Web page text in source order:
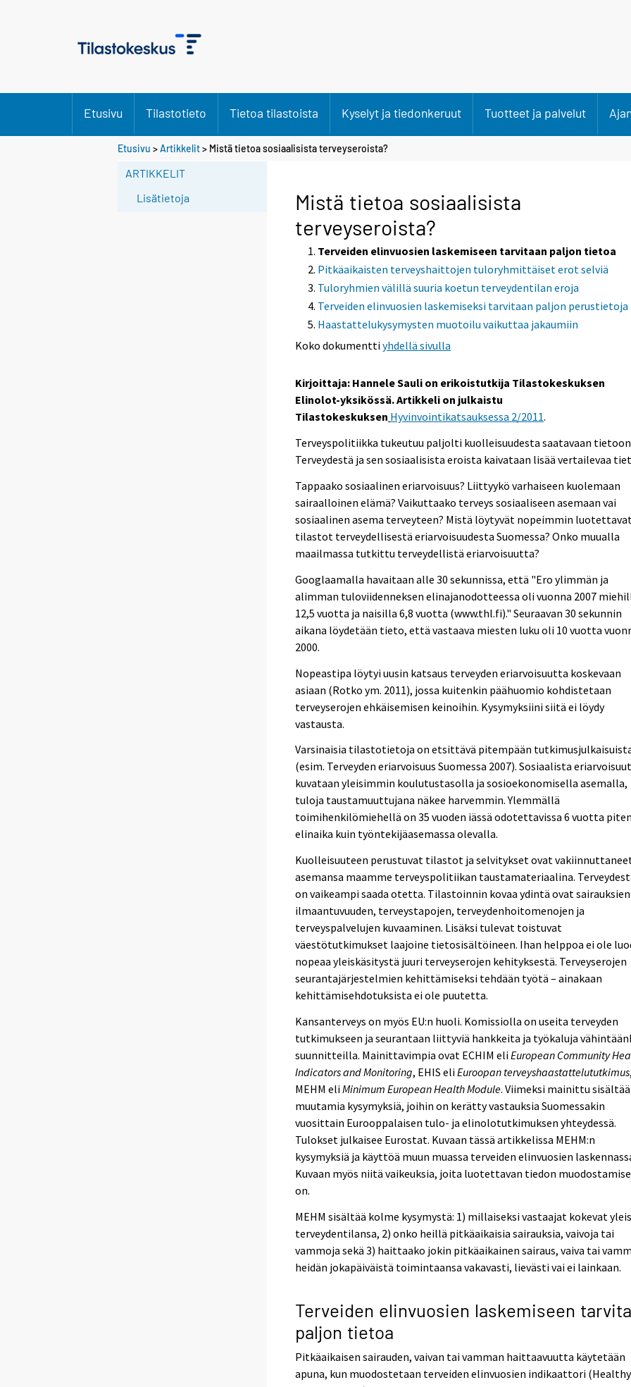
Etusivu Tilastotieto Tietoa tilastoista Kyselyt ja tiedonkeruut Tuotteet ja palvelut
Etusivu >Artikkelit> Mistä tietoa sosiaalisista terveyseroista?
ARTIKKELIT
Lisätietoja
Mistä tietoa sosiaalisista
terveyseroista?
Terveiden elinvuosien laskemiseen tarvitaan paljon tietoa
Pitkäaikaisten terveyshaittojen tuloryhmittäiset erot selviä
Tuloryhmien välillä suuria koetun terveydentilan eroja
Terveiden elinvuosien laskemiseksi tarvitaan paljon perustietoja
Haastattelukysymysten muotoilu vaikuttaa jakaumiin
Koko dokumenttiyhdellä sivulla
Kirjoittaja: Hannele Sauli on erikoistutkija Tilastokeskuksen
Elinolot-yksikössä. Artikkeli on julkaistu
Tilastokeskuksen Hyvinvointikatsauksessa 2/2011.
Terveyspolitiikka tukeutuu paljolti kuolleisuudesta saatavaan
Terveydestä ja sen sosiaalisista eroista kaivataan lisää vertailevaa
Tappaako sosiaalinen eriarvoisuus? Liittyykö varhaiseen kuolemaan
sairaalloinen elämä? Vaikuttaako terveys sosiaaliseen asemaan vai
sosiaalinen asema terveyteen? Mistä löytyvät nopeimmin luotettavat
tilastot terveydellisestä eriarvoisuudesta Suomessa? Onko muualla
maailmassa tutkittu terveydellistä eriarvoisuutta?
Googlaamalla havaitaan alle 30 sekunnissa, että "Ero ylimmän ja
alimman tuloviidenneksen elinajanodotteessa oli vuonna 2007
12,5 vuotta ja naisilla 6,8 vuotta (www.thl.fi)." Seuraavan 30 sekunnin
aikana löydetään tieto, että vastaava miesten luku oli 10 vuotta
2000.
Nopeastipa löytyi uusin katsaus terveyden eriarvoisuutta koskevaan
asiaan (Rotko ym. 2011), jossa kuitenkin päähuomio kohdistetaan
terveyserojen ehkäisemisen keinoihin. Kysymyksiini siitä ei löydy
vastausta.
Varsinaisia tilastotietoja on etsittävä pitempään
(esim. Terveyden eriarvoisuus Suomessa 2007). Sosiaalista
kuvataan yleisimmin koulutustasolla ja sosioekonomisella asemalla,
tuloja taustamuuttujana näkee harvemmin. Ylemmällä
toimihenkilömiehellä on 35 vuoden iässä odotettavissa 6 vuotta
elinaika kuin työntekijäasemassa olevalla.
Kuolleisuuteen perustuvat tilastot ja selvitykset ovat
asemansa maamme terveyspolitiikan taustamateriaalina.
on vaikeampi saada otetta. Tilastoinnin kovaa ydintä ovat sairauksien
ilmaantuvuuden, terveystapojen, terveydenhoitomenojen ja
terveyspalvelujen kuvaaminen. Lisäksi tulevat toistuvat
väestötutkimukset laajoine tietosisältöineen. Ihan helppoa ei ole
nopeaa yleiskäsitystä juuri terveyserojen kehityksestä. Terveyserojen
seurantajärjestelmien kehittämiseksi tehdään työtä – ainakaan
kehittämisehdotuksista ei ole puutetta.
Kansanterveys on myös EU:n huoli. Komissiolla on useita terveyden
tutkimukseen ja seurantaan liittyviä hankkeita ja työkaluja
suunnitteilla. Mainittavimpia ovat ECHIM eliEuropean Community
Indicators and Monitoring, EHIS eliEuroopan terveyshaastattelututkimus,
MEHM eliMinimum European Health Module. Viimeksi mainittu sisältää
muutamia kysymyksiä, joihin on kerätty vastauksia Suomessakin
vuosittain Eurooppalaisen tulo- ja elinolotutkimuksen yhteydessä.
Tulokset julkaisee Eurostat. Kuvaan tässä artikkelissa MEHM:n
kysymyksiä ja käyttöä muun muassa terveiden elinvuosien
Kuvaan myös niitä vaikeuksia, joita luotettavan tiedon
on.
MEHM sisältää kolme kysymystä: 1) millaiseksi vastaajat kokevat
terveydentilansa, 2) onko heillä pitkäaikaisia sairauksia, vaivoja tai
vammoja sekä 3) haittaako jokin pitkäaikainen sairaus, vaiva tai
heidän jokapäiväistä toimintaansa vakavasti, lievästi vai ei lainkaan.
Terveiden elinvuosien laskemiseen
paljon tietoa
Pitkäaikaisen sairauden, vaivan tai vamman haittaavuutta käytetään
apuna, kun muodostetaan terveiden elinvuosien indikaattori (Healthy